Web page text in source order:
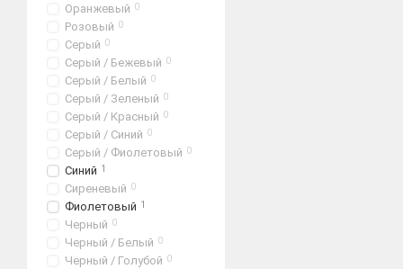
Оранжевый 0
Розовый 0
Серый 0
Серый / Бежевый 0
Серый / Белый 0
Серый / Зеленый 0
Серый / Красный 0
Серый / Синий 0
Серый / Фиолетовый 0
Синий 1
Сиреневый 0
Фиолетовый 1
Черный 0
Черный / Белый 0
Черный / Голубой 0